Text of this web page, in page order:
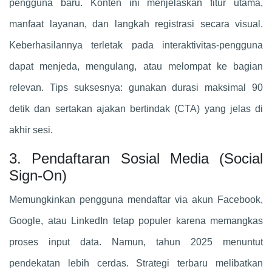
pengguna baru. Konten ini menjelaskan fitur utama,
manfaat layanan, dan langkah registrasi secara visual.
Keberhasilannya terletak pada interaktivitas-pengguna
dapat menjeda, mengulang, atau melompat ke bagian
relevan. Tips suksesnya: gunakan durasi maksimal 90
detik dan sertakan ajakan bertindak (CTA) yang jelas di
akhir sesi.
3. Pendaftaran Sosial Media (Social
Sign-On)
Memungkinkan pengguna mendaftar via akun Facebook,
Google, atau LinkedIn tetap populer karena memangkas
proses input data. Namun, tahun 2025 menuntut
pendekatan lebih cerdas. Strategi terbaru melibatkan